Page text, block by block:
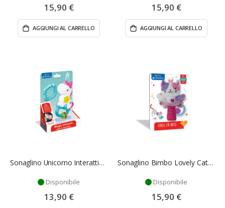
15,90 €
AGGIUNGI AL CARRELLO
15,90 €
AGGIUNGI AL CARRELLO
Sonaglino Unicorno Interattivo - Clementoni
Disponibile
13,90 €
Sonaglino Bimbo Lovely Cat Rattle - Clementoni
Disponibile
15,90 €